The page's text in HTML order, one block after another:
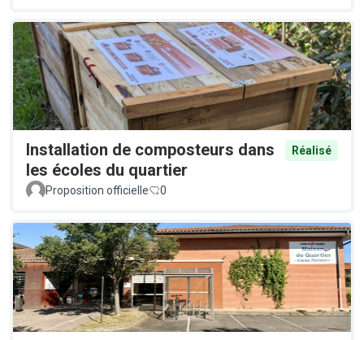
Installation de composteurs dans
les écoles du quartier
Réalisé
Proposition officielle 0